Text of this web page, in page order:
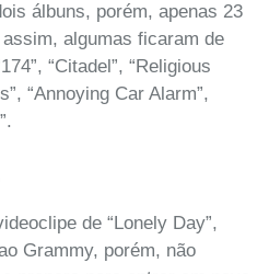
álbuns, porém, apenas 23
algumas ficaram de
“Citadel”, “Religious
“Annoying Car Alarm”,
de “Lonely Day”,
Grammy, porém, não